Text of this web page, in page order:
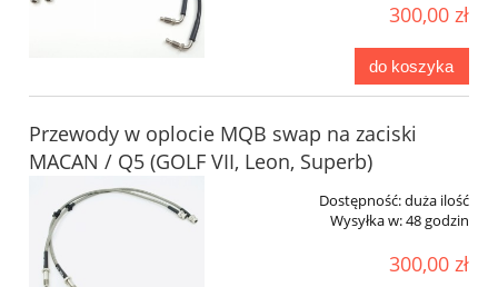
300,00 zł
do koszyka
Przewody w oplocie MQB swap na zaciski
MACAN / Q5 (GOLF VII, Leon, Superb)
Dostępność:duża ilość
Wysyłka w:48 godzin
300,00 zł